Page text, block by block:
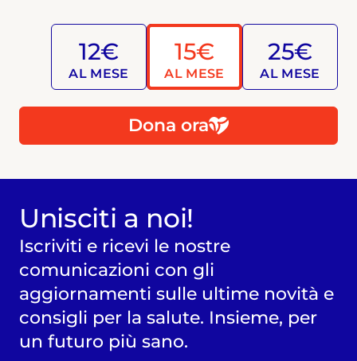
12€
AL MESE
15€
AL MESE
25€
AL MESE
Dona ora
Unisciti a noi!
Iscriviti e ricevi le nostre
comunicazioni con gli
aggiornamenti sulle ultime novità e
consigli per la salute. Insieme, per
un futuro più sano.